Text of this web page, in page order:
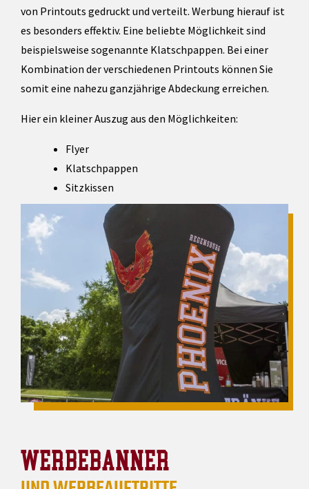
von Printouts gedruckt und verteilt. Werbung hierauf ist
es besonders effektiv. Eine beliebte Möglichkeit sind
beispielsweise sogenannte Klatschpappen. Bei einer
Kombination der verschiedenen Printouts können Sie
somit eine nahezu ganzjährige Abdeckung erreichen.
Hier ein kleiner Auszug aus den Möglichkeiten:
Flyer
Klatschpappen
Sitzkissen
WERBEBANNER